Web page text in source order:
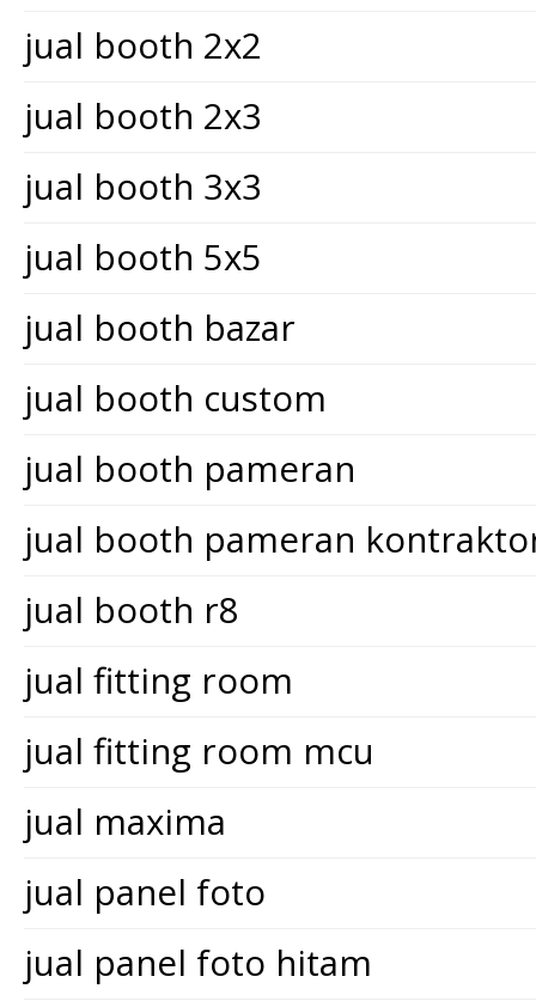
jual booth 2x2
jual booth 2x3
jual booth 3x3
jual booth 5x5
jual booth bazar
jual booth custom
jual booth pameran
jual booth pameran
jual booth r8
jual fitting room
jual fitting room mcu
jual maxima
jual panel foto
jual panel foto hitam